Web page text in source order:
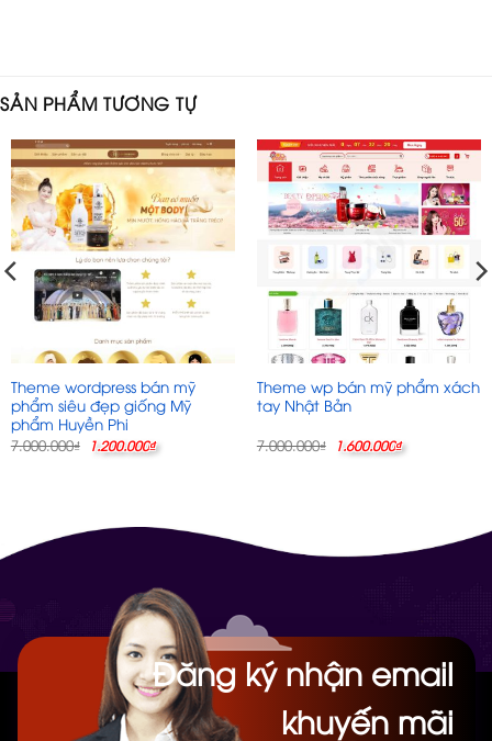
SẢN PHẨM TƯƠNG TỰ
Theme wordpress bán mỹ
phẩm siêu đẹp giống Mỹ
phẩm Huyền Phi
7.000.000₫ Giá
gốc
1.200.000₫Giá
hiện
Theme wp bán mỹ phẩm xách
tay Nhật Bản
7.000.000₫ Giá
gốc
1.600.000₫Giá
hiện
Đăng ký nhận email
khuyến mãi